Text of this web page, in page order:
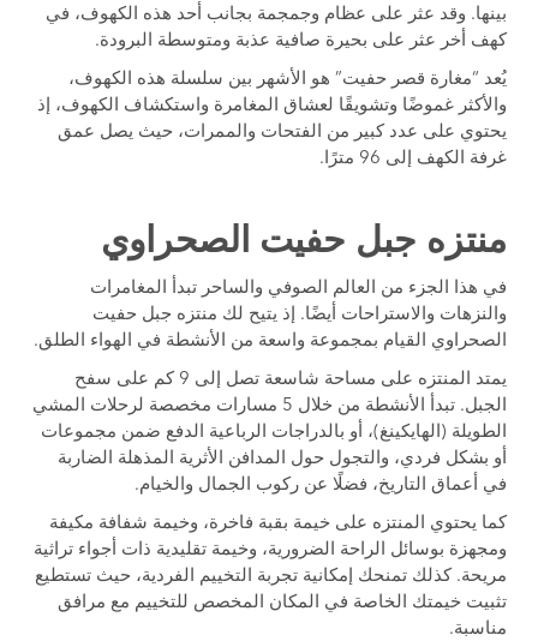
بينها. وقد عثر على عظام وجمجمة بجانب أحد هذه الكهوف، في
كهف أخر عثر على بحيرة صافية عذبة ومتوسطة البرودة.
يُعد “مغارة قصر حفيت” هو الأشهر بين سلسلة هذه الكهوف،
والأكثر غموضًا وتشويقًا لعشاق المغامرة واستكشاف الكهوف، إذ
يحتوي على عدد كبير من الفتحات والممرات، حيث يصل عمق
غرفة الكهف إلى 96 مترًا.
منتزه جبل حفيت الصحراوي
في هذا الجزء من العالم الصوفي والساحر تبدأ المغامرات
والنزهات والاستراحات أيضًا. إذ يتيح لك منتزه جبل حفيت
الصحراوي القيام بمجموعة واسعة من الأنشطة في الهواء الطلق.
يمتد المنتزه على مساحة شاسعة تصل إلى 9 كم على سفح
الجبل. تبدأ الأنشطة من خلال 5 مسارات مخصصة لرحلات المشي
الطويلة (الهايكينغ)، أو بالدراجات الرباعية الدفع ضمن مجموعات
أو بشكل فردي، والتجول حول المدافن الأثرية المذهلة الضاربة
في أعماق التاريخ، فضلًا عن ركوب الجمال والخيام.
كما يحتوي المنتزه على خيمة بقبة فاخرة، وخيمة شفافة مكيفة
ومجهزة بوسائل الراحة الضرورية، وخيمة تقليدية ذات أجواء تراثية
مريحة. كذلك تمنحك إمكانية تجربة التخييم الفردية، حيث تستطيع
تثبيت خيمتك الخاصة في المكان المخصص للتخييم مع مرافق
مناسبة.